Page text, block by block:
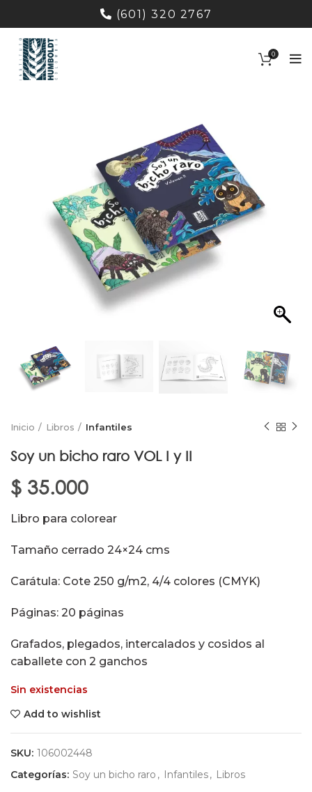
(601) 320 2767
0
Inicio Libros Infantiles
Soy un bicho raro VOL I y II
$ 35.000
Libro para colorear
Tamaño cerrado 24×24 cms
Carátula: Cote 250 g/m2, 4/4 colores (CMYK)
Páginas: 20 páginas
Grafados, plegados, intercalados y cosidos al
caballete con 2 ganchos
Sin existencias
Add to wishlist
SKU: 106002448
Categorías: Soy un bicho raro , Infantiles, Libros